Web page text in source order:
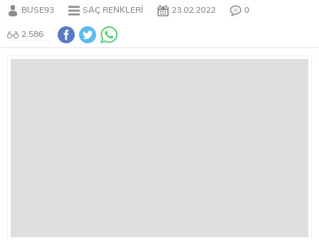
BUSE93 SAÇ RENKLERI 23.02.2022 0
2.586